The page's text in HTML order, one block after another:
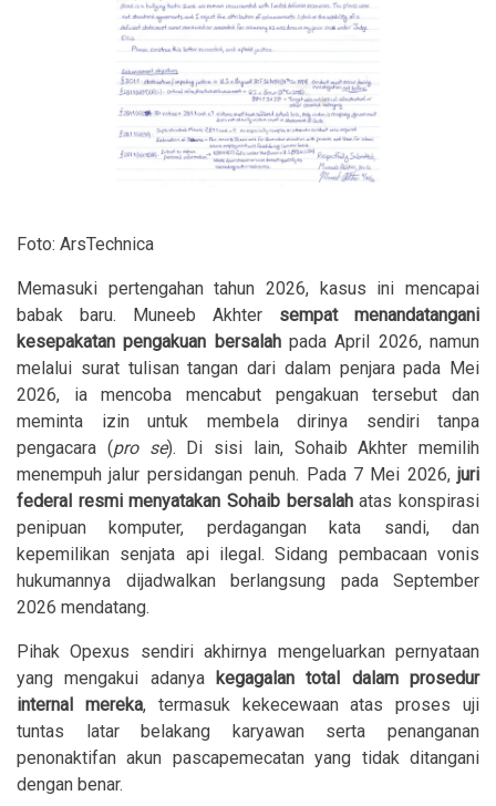
Foto: ArsTechnica
Memasuki pertengahan tahun 2026, kasus ini mencapai
babak baru. Muneeb Akhter sempat menandatangani
kesepakatan pengakuan bersalahpada April 2026, namun
melalui surat tulisan tangan dari dalam penjara pada Mei
2026, ia mencoba mencabut pengakuan tersebut dan
meminta izin untuk membela dirinya sendiri tanpa
pengacara (pro se). Di sisi lain, Sohaib Akhter memilih
menempuh jalur persidangan penuh. Pada 7 Mei 2026, juri
federal resmi menyatakan Sohaib bersalahatas konspirasi
penipuan komputer, perdagangan kata sandi, dan
kepemilikan senjata api ilegal. Sidang pembacaan vonis
hukumannya dijadwalkan berlangsung pada September
2026 mendatang.
Pihak Opexus sendiri akhirnya mengeluarkan pernyataan
yang mengakui adanya
kegagalan total dalam prosedur
internal mereka, termasuk kekecewaan atas proses uji
tuntas latar belakang karyawan serta penanganan
penonaktifan akun pascapemecatan yang tidak ditangani
dengan benar.